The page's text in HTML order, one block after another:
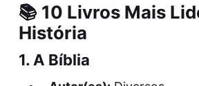
📚 10 Livros Mais
História
1. A Bíblia